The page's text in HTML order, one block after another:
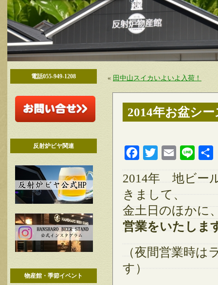
電話055-949-1208
反射炉ビヤ関連
物産館・季節イベント
« 田中山スイカいよいよ入荷！
2014年お盆シ
FacebookTwitter Email Line
2014年 地ビー
きまして、
金土日のほかに
営業をいたしま
（夜間営業時は
す）